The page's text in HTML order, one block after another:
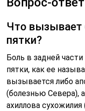
Что вызывает
пятки?
Боль в задней
пятки, как ее
вызывается либо
(болезнью Севера),
ахиллова